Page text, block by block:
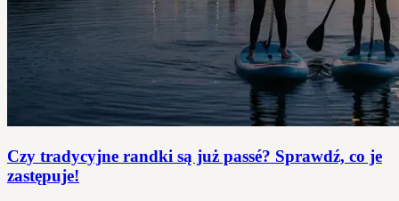
Czy tradycyjne randki są już passé? Sprawdź, co je
zastępuje!